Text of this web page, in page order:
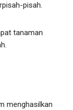
pisah.
tanaman
menghasilkan